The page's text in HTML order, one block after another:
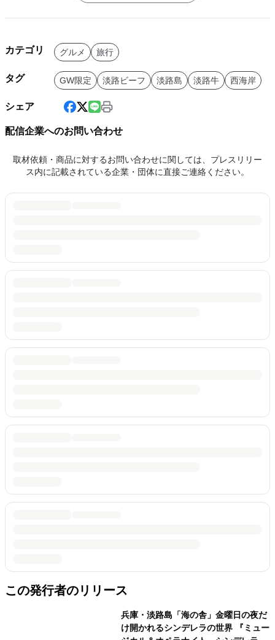
カテゴリ グルメ 旅行
タグ GW限定 淡路ビーフ 淡路島 淡路牛 西海岸
シェア
配信企業へのお問い合わせ
取材依頼・商品に対するお問い合わせに関しては、プレスリリー
ス内に記載されている企業・団体に直接ご連絡ください。
この発行者のリリース
兵庫・淡路島「海の舎」金曜日の夜だ
け開かれるシンデレラの世界 『ミュー